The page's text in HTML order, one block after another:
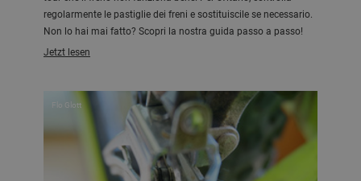
regolarmente le pastiglie dei freni e sostituiscile se necessario.
Non lo hai mai fatto? Scopri la nostra guida passo a passo!
Jetzt lesen
Flo Glott